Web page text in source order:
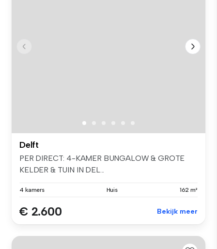
Delft
PER DIRECT: 4-KAMER BUNGALOW & GROTE
KELDER & TUIN IN DEL...
4 kamers Huis 162 m²
€ 2.600 Bekijk meer